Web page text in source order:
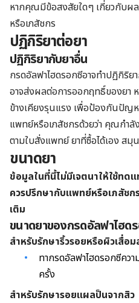
หากคุณมีข้อสงสัยใดๆ เกี่ยวกับผ
หรือเภสัชกร
ปฏิกิริยาต่อยา
ปฏิกิริยากับยาอื่น
กรดอัลฟาไฮดรอกซีอาจทำปฏิกิริ
อาจส่งผลต่อการออกฤทธิ์ของยา
ข้างเคียงรุนแรง เพื่อป้องกันปัญ
แพทย์หรือเภสัชกรด้วยว่า คุณกำลัง
ตามใบสั่งแพทย์ ยาที่ซื้อได้เอง สมุ
ขนาดยา
ข้อมูลในที่นี้ไม่มีเจตนาให้ใช้ทด
ควรปรึกษากับแพทย์หรือเภสัช
เติม
ขนาดยาของกรดอัลฟาไฮด
สำหรับรักษาริ้วรอยหรือผิวเสื่อ
ทากรดอัลฟาไฮดรอกซีคว
ครั้ง
สำหรับรักษารอยแผลป็นจากสิว